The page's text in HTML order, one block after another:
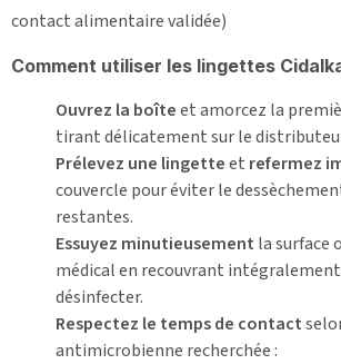
contact alimentaire validée)
Comment utiliser les lingettes
Ouvrez la boîteet amorcez la
tirant délicatement sur le
Prélevez une lingetteet refermez
couvercle pour éviter le
restantes.
Essuyez minutieusement la surface
médical en recouvrant
désinfecter.
Respectez le temps de contact
antimicrobienne recherchée :